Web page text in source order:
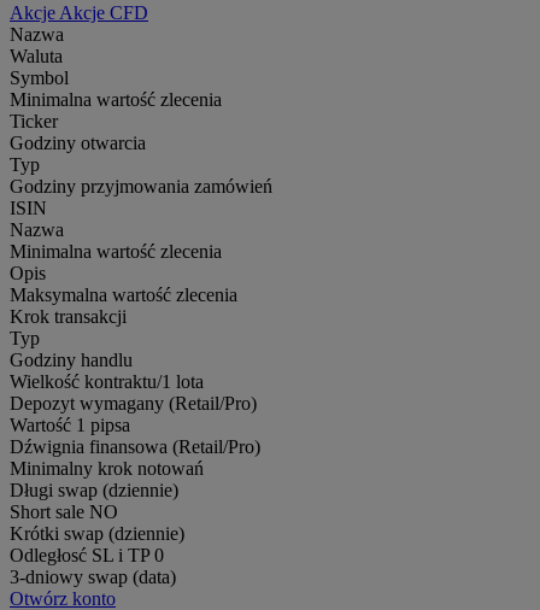
Akcje Akcje CFD
Nazwa
Waluta
Symbol
Minimalna wartość zlecenia
Ticker
Godziny otwarcia
Typ
Godziny przyjmowania zamówień
ISIN
Nazwa
Minimalna wartość zlecenia
Opis
Maksymalna wartość zlecenia
Krok transakcji
Typ
Godziny handlu
Wielkość kontraktu/1 lota
Depozyt wymagany (Retail/Pro)
Wartość 1 pipsa
Dźwignia finansowa (Retail/Pro)
Minimalny krok notowań
Długi swap (dziennie)
Short sale NO
Krótki swap (dziennie)
Odległosć SL i TP 0
3-dniowy swap (data)
Otwórz konto